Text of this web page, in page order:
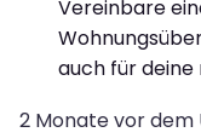
Vereinbare
auch für deine
2 Monate vor dem